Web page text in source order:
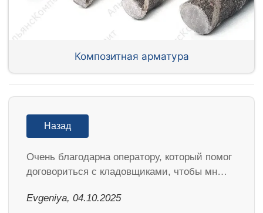
Композитная арматура
Назад
Очень благодарна оператору, который помог
договориться с кладовщиками, чтобы мн…
Evgeniya, 04.10.2025